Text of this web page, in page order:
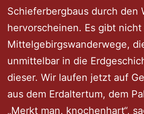
Schieferbergbaus durch den
hervorscheinen. Es gibt
Mittelgebirgswanderwege,
unmittelbar in die
dieser. Wir laufen jetzt auf
aus dem Erdaltertum, dem
„Merkt man, knochenhart“,